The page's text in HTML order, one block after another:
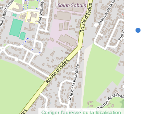
Corriger l’adresse ou la localisation